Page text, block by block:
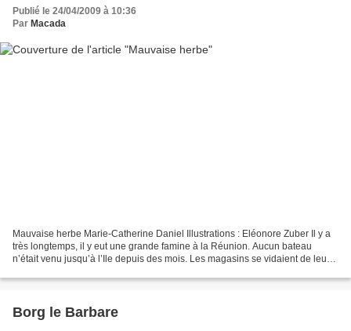
Publié le 24/04/2009 à 10:36
Par Macada
Mauvaise herbe Marie-Catherine Daniel Illustrations : Eléonore Zuber Il y a
très longtemps, il y eut une grande famine à la Réunion. Aucun bateau
n’était venu jusqu’à l’Ile depuis des mois. Les magasins se vidaient de leur
Borg le Barbare